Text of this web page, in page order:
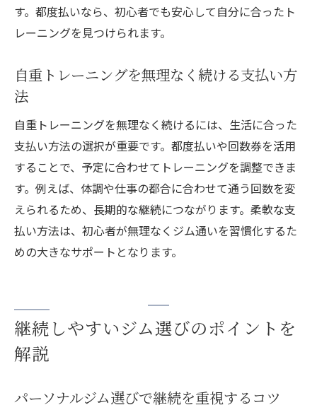
す。都度払いなら、初心者でも安心して自分に合ったト
レーニングを見つけられます。
自重トレーニングを無理なく続ける支払い方
法
自重トレーニングを無理なく続けるには、生活に合った
支払い方法の選択が重要です。都度払いや回数券を活用
することで、予定に合わせてトレーニングを調整できま
す。例えば、体調や仕事の都合に合わせて通う回数を変
えられるため、長期的な継続につながります。柔軟な支
払い方法は、初心者が無理なくジム通いを習慣化するた
めの大きなサポートとなります。
継続しやすいジム選びのポイントを
解説
パーソナルジム選びで継続を重視するコツ